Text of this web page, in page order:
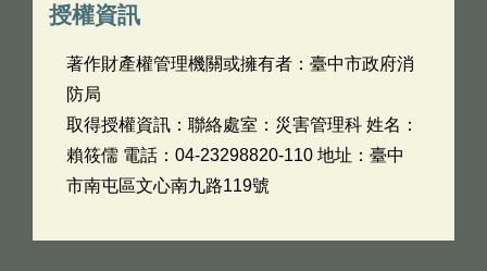
授權資訊
著作財產權管理機關或擁有者：臺中市政府消
防局
取得授權資訊：聯絡處室：災害管理科 姓名：
賴筱儒 電話：04-23298820-110 地址：臺中
市南屯區文心南九路119號